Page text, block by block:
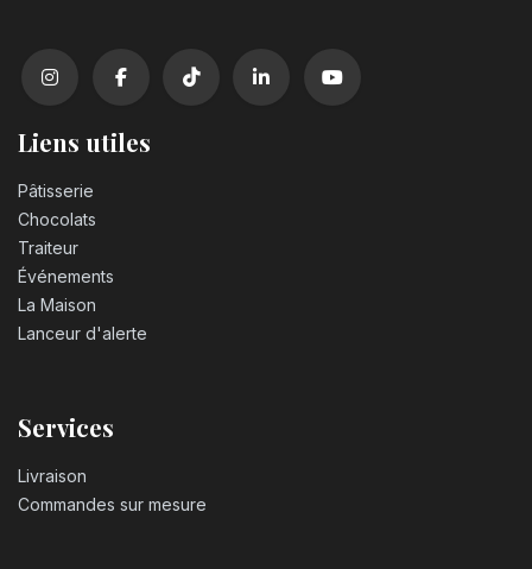
Liens utiles
Pâtisserie
Chocolats
Traiteur
Événements
La Maison
Lanceur d'alerte
Services
Livraison
Commandes sur mesure